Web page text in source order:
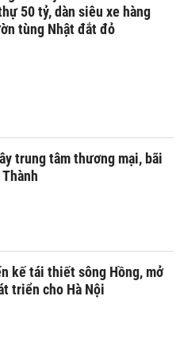
50 tỷ, dàn siêu xe hàng
tùng Nhật đắt đỏ
trung tâm thương mại, bãi
kế tái thiết sông Hồng, mở
triển cho Hà Nội